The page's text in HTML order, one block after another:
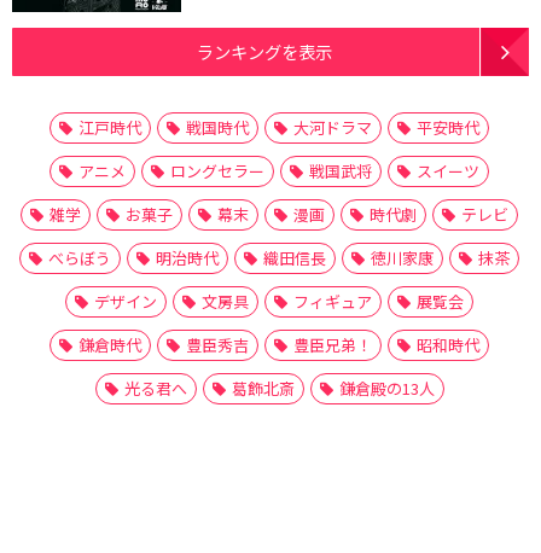
ランキングを表示
江戸時代 戦国時代 大河ドラマ
平安時代
アニメ
ロングセラー 戦国武将
スイーツ
雑学
お菓子 幕末 漫画 時代劇
テレビ
べらぼう
明治時代 織田信長 徳川家康
抹茶
デザイン
文房具 フィギュア
展覧会
鎌倉時代
豊臣秀吉 豊臣兄弟！
昭和時代
光る君へ
葛飾北斎 鎌倉殿の13人